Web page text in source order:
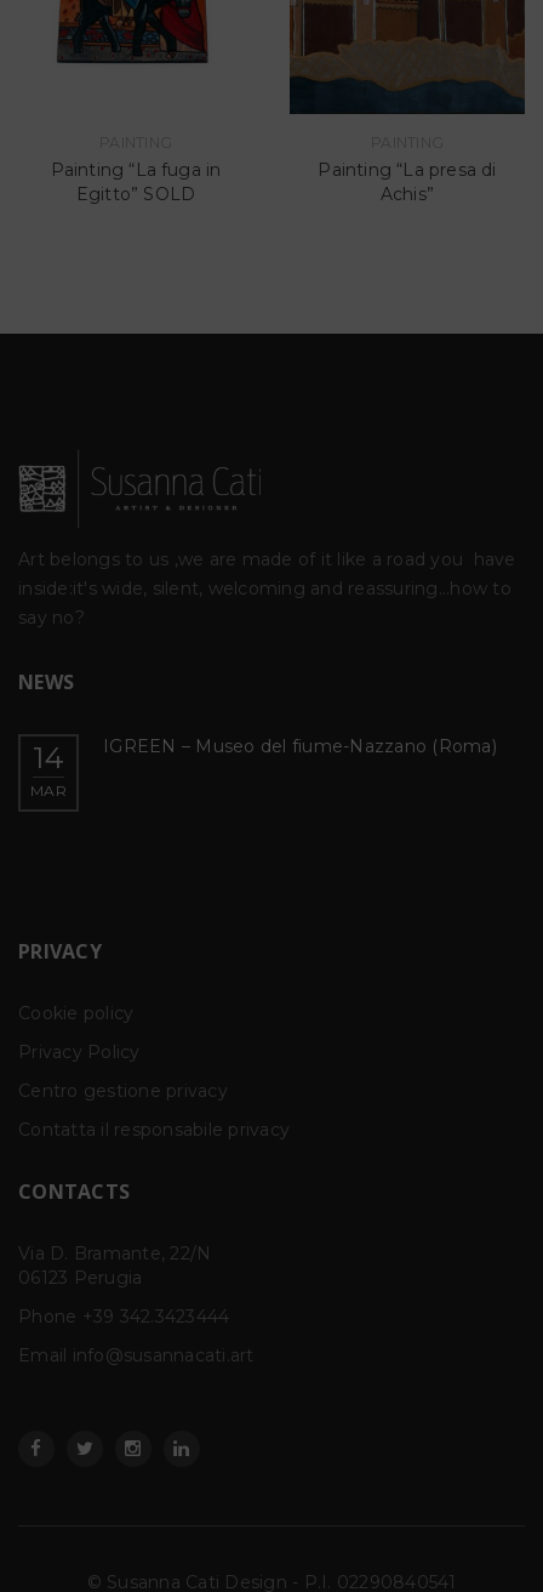
Painting “La fuga in
Egitto” SOLD
Painting “La presa di
Achis”
Art belongs to us ,we are made of it like a road you
have
inside:it's wide, silent, welcoming and reassuring...how to
say no?
NEWS
SOPERCHI ORNAMENTI
PRIVACY
Cookie policy
Privacy Policy
Centro gestione privacy
Contatta il responsabile privacy
CONTACTS
Via D. Bramante, 22/N
06123 Perugia
Phone +39 342.3423444
Email info@susannacati.art
© Susanna Cati Design - P.I. 02290840541